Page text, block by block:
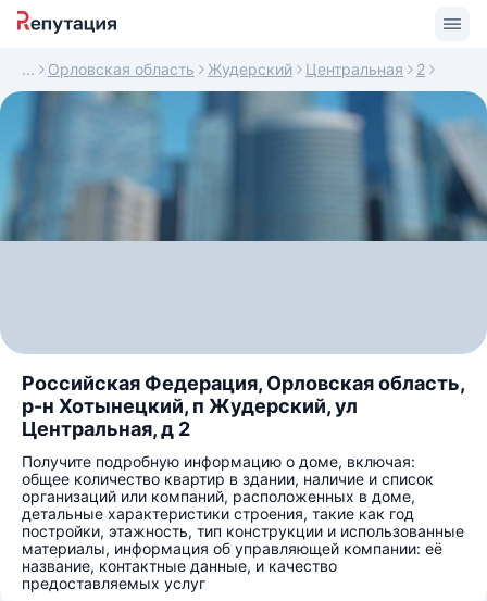
Орловская область Жудерский Центральная 2
Российская Федерация, Орловская область,
р-н Хотынецкий, п Жудерский, ул
Центральная, д 2
Получите подробную информацию о доме, включая:
общее количество квартир в здании, наличие и список
организаций или компаний, расположенных в доме,
детальные характеристики строения, такие как год
постройки, этажность, тип конструкции и использованные
материалы, информация об управляющей компании: её
название, контактные данные, и качество
предоставляемых услуг